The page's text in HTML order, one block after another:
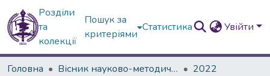
Розділи
та
колекції
Пошук за
критеріями
Статистика Увійти
Головна Вісник науково-методичних досліджень ВГПК
2022